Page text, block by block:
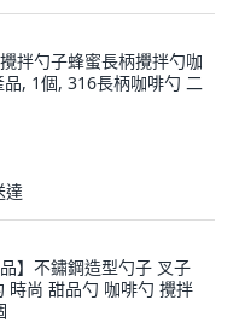
拌勺子蜂蜜長柄攪拌勺咖
品, 1個, 316長柄咖啡勺 二
達
品】不鏽鋼造型勺子 叉子
時尚 甜品勺 咖啡勺 攪拌